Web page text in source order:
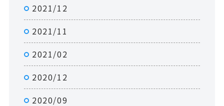
2021/12
2021/11
2021/02
2020/12
2020/09